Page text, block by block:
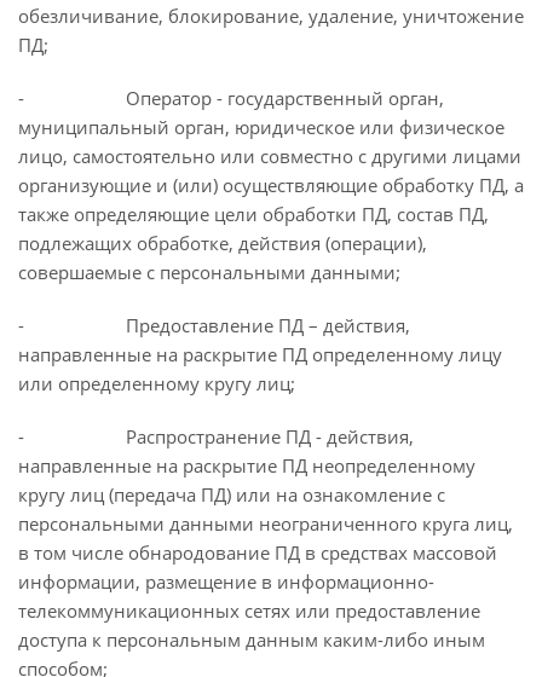
обезличивание, блокирование, удаление, уничтожение
ПД;
- Оператор - государственный орган,
муниципальный орган, юридическое или физическое
лицо, самостоятельно или совместно с другими лицами
организующие и (или) осуществляющие обработку ПД, а
также определяющие цели обработки ПД, состав ПД,
подлежащих обработке, действия (операции),
совершаемые с персональными данными;
- Предоставление ПД – действия,
направленные на раскрытие ПД определенному лицу
или определенному кругу лиц;
- Распространение ПД - действия,
направленные на раскрытие ПД неопределенному
кругу лиц (передача ПД) или на ознакомление с
персональными данными неограниченного круга лиц,
в том числе обнародование ПД в средствах массовой
информации, размещение в информационно-
телекоммуникационных сетях или предоставление
доступа к персональным данным каким-либо иным
способом;